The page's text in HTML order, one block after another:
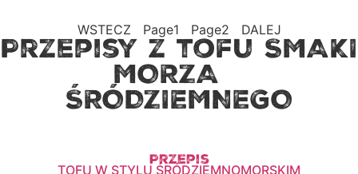
WSTECZ Page1 Page2 DALEJ
Przepisy z tofu SMAKI
MORZA
ŚRÓDZIEMNEGO
Przepis
TOFU W STYLU ŚRÓDZIEMNOMORSKIM